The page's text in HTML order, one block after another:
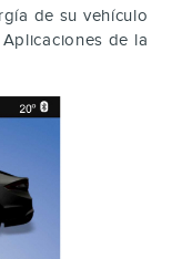
de su vehículo
de la